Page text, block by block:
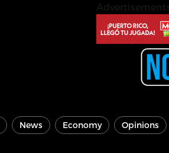
News Economy Opinions